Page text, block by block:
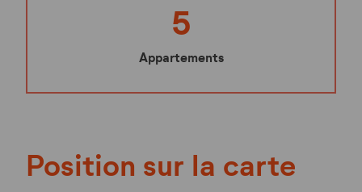
5
Appartements
Position sur la carte